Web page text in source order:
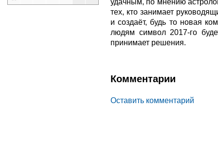
тех, кто занимает
и создаёт, будь то новая
людям символ 2017-го
принимает решения.
Комментарии
Оставить комментарий